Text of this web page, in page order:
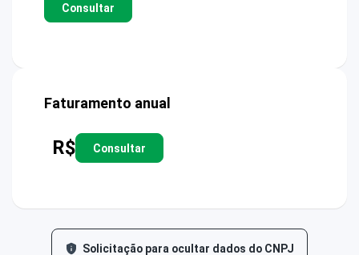
Consultar
Faturamento anual
R$ Consultar
Solicitação para ocultar dados do CNPJ